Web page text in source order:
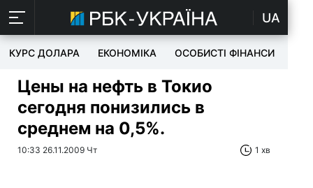
UA
КУРС ДОЛАРА ЕКОНОМІКА ОСОБИСТІ ФІНАНСИ
Цены на нефть в Токио
сегодня понизились в
среднем на 0,5%.
10:33 26.11.2009 Чт 1 хв